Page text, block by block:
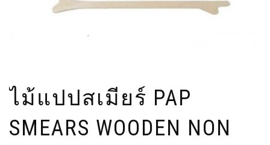
ไม้แปปสเมียร์ PAP
SMEARS WOODEN NON